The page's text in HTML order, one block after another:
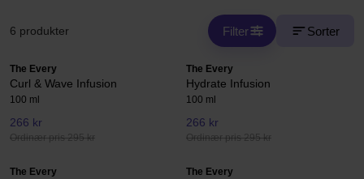
6 produkter Filter Sorter
The Every
Curl & Wave Infusion
100 ml
266 kr
Ordinær pris 295 kr
The Every
Hydrate Infusion
100 ml
266 kr
Ordinær pris 295 kr
The Every The Every